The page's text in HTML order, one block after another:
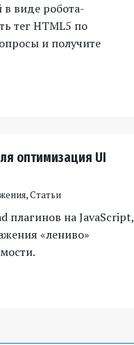
виде робота-
тег HTML5 по
и получите
оптимизация UI
,Статьи
на JavaScript,
«лениво»